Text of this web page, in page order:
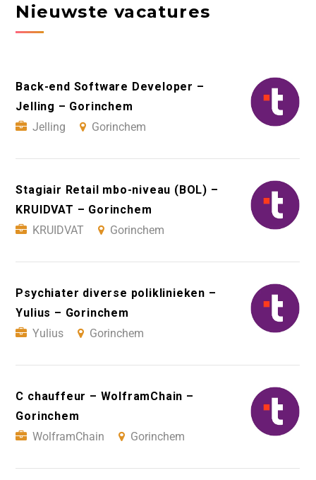
Nieuwste vacatures
Back-end Software Developer –
Jelling – Gorinchem
Jelling
Gorinchem
Stagiair Retail mbo-niveau (BOL) –
KRUIDVAT – Gorinchem
KRUIDVAT
Gorinchem
Psychiater diverse poliklinieken –
Yulius – Gorinchem
Yulius
Gorinchem
C chauffeur – WolframChain –
Gorinchem
WolframChain
Gorinchem